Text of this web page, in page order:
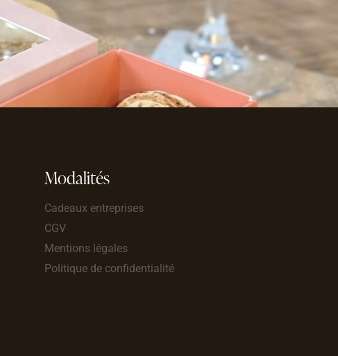
Modalités
Cadeaux entreprises
CGV
Mentions légales
Politique de confidentialité